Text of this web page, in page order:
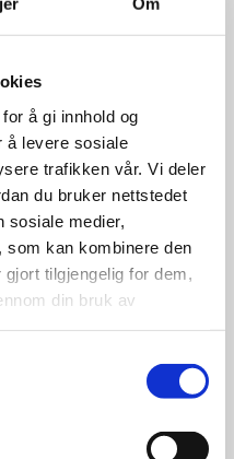
å gi innhold og
å levere sosiale
trafikken vår. Vi deler
du bruker nettstedet
sosiale medier,
som kan kombinere den
tilgjengelig for dem,
din bruk av
vans